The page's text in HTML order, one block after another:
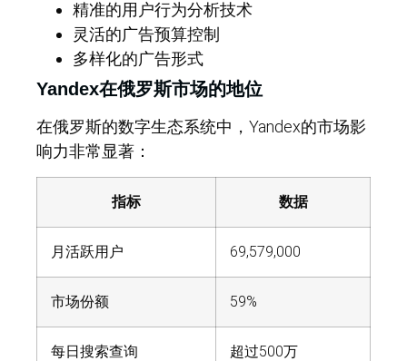
精准的用户行为分析技术
灵活的广告预算控制
多样化的广告形式
Yandex在俄罗斯市场的地位
在俄罗斯的数字生态系统中，Yandex的市场影
响力非常显著：
指标 数据
月活跃用户 69,579,000
市场份额 59%
每日搜索查询 超过500万